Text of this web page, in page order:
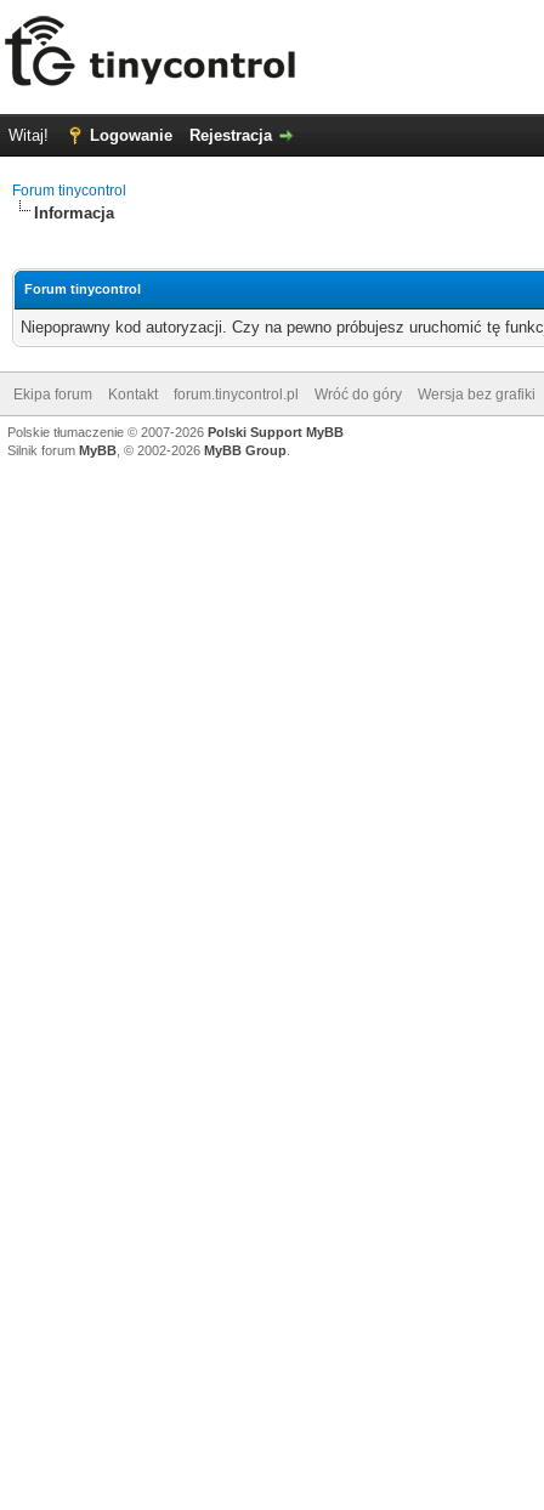
Witaj! Logowanie Rejestracja
Forum tinycontrol
Informacja
Forum tinycontrol
Niepoprawny kod autoryzacji. Czy na pewno próbujesz uruchomić tę
Ekipa forum Kontakt forum.tinycontrol.pl Wróć do góry Wersja bez grafiki
Polskie tłumaczenie © 2007-2026 Polski Support MyBB
Silnik forum MyBB , © 2002-2026 MyBB Group